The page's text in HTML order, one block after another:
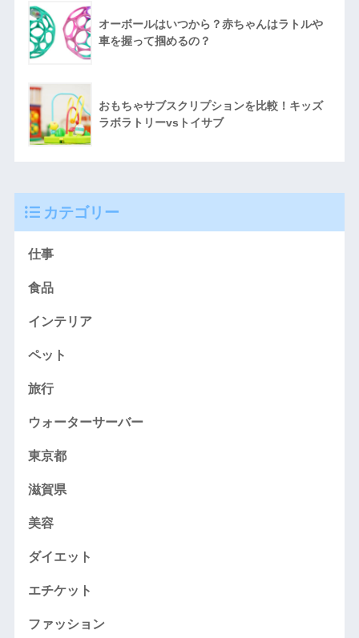
オーボールはいつから？赤ちゃんはラトルや
車を握って掴めるの？
おもちゃサブスクリプションを比較！キッズ
ラボラトリーvsトイサブ
カテゴリー
仕事
食品
インテリア
ペット
旅行
ウォーターサーバー
東京都
滋賀県
美容
ダイエット
エチケット
ファッション